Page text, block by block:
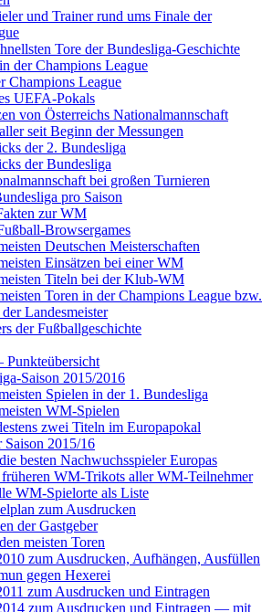
und Trainer rund ums Finale der
Tore der Bundesliga-Geschichte
der Champions League
Champions League
UEFA-Pokals
von Österreichs Nationalmannschaft
seit Beginn der Messungen
der 2. Bundesliga
der Bundesliga
bei großen Turnieren
pro Saison
zur WM
Browsergames
Deutschen Meisterschaften
Einsätzen bei einer WM
Titeln bei der Klub-WM
Toren in der Champions League bzw.
Landesmeister
der Fußballgeschichte
Punkteübersicht
Saison 2015/2016
Spielen in der 1. Bundesliga
WM-Spielen
zwei Titeln im Europapokal
2015/16
besten Nachwuchsspieler Europas
WM-Trikots aller WM-Teilnehmer
WM-Spielorte als Liste
zum Ausdrucken
der Gastgeber
meisten Toren
zum Ausdrucken, Aufhängen, Ausfüllen
gegen Hexerei
zum Ausdrucken und Eintragen
zum Ausdrucken und Eintragen — mit